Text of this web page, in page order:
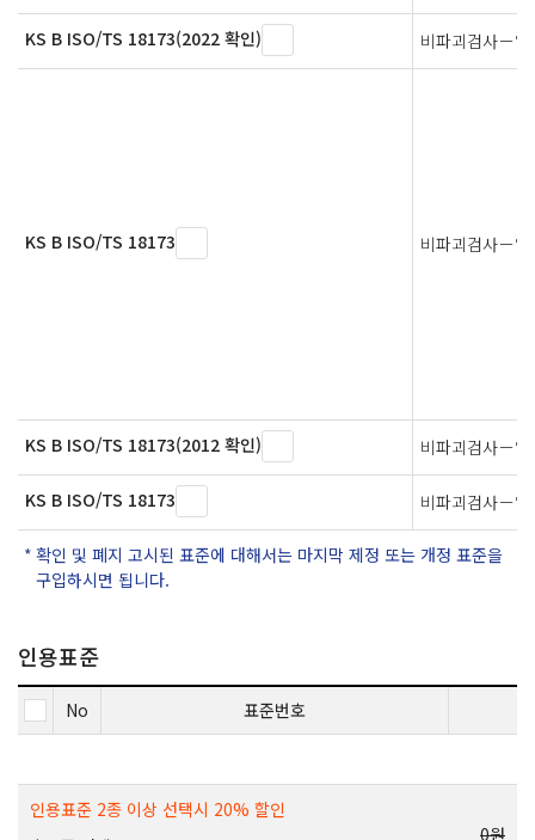
KS B ISO/TS 18173(2022 확인) 비파괴검사－
KS B ISO/TS 18173 비파괴검사－
KS B ISO/TS 18173(2012 확인) 비파괴검사－
KS B ISO/TS 18173 비파괴검사－
확인 및 폐지 고시된 표준에 대해서는 마지막 제정 또는 개정 표준을
구입하시면 됩니다.
인용표준
No 표준번호
인용표준 2종 이상 선택시 20% 할인
0원